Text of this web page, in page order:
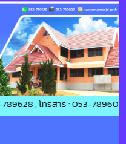
, โทรสาร : 053-789602